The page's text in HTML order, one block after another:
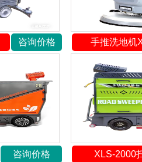
咨询价格 手推洗地机
咨询价格 XLS-2000